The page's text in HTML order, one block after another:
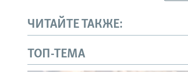
ЧИТАЙТЕ ТАКЖЕ:
ТОП-ТЕМА